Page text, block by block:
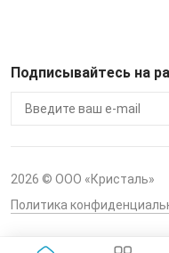
Подписывайтесь на
2026 © ООО «Кристаль»
Политика